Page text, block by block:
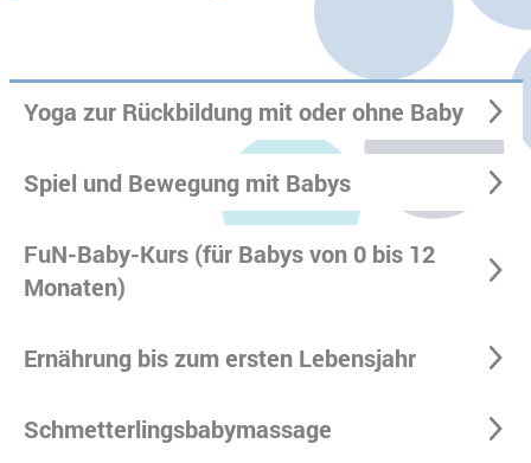
Yoga zur Rückbildung mit oder ohne Baby
Spiel und Bewegung mit Babys
FuN-Baby-Kurs (für Babys von 0 bis 12
Monaten)
Ernährung bis zum ersten Lebensjahr
Schmetterlingsbabymassage